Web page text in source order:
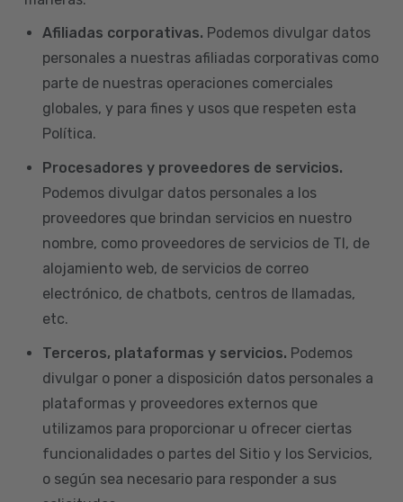
Afiliadas corporativas. Podemos divulgar datos
personales a nuestras afiliadas corporativas como
parte de nuestras operaciones comerciales
globales, y para fines y usos que respeten esta
Política.
Procesadores y proveedores de servicios.
Podemos divulgar datos personales a los
proveedores que brindan servicios en nuestro
nombre, como proveedores de servicios de TI, de
alojamiento web, de servicios de correo
electrónico, de chatbots, centros de llamadas,
etc.
Terceros, plataformas y servicios. Podemos
divulgar o poner a disposición datos personales a
plataformas y proveedores externos que
utilizamos para proporcionar u ofrecer ciertas
funcionalidades o partes del Sitio y los Servicios,
o según sea necesario para responder a sus